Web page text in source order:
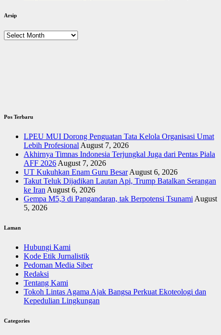
Arsip
Arsip
Pos Terbaru
LPEU MUI Dorong Penguatan Tata Kelola Organisasi Umat
Lebih Profesional August 7, 2026
Akhirnya Timnas Indonesia Terjungkal Juga dari Pentas Piala
AFF 2026 August 7, 2026
UT Kukuhkan Enam Guru Besar August 6, 2026
Takut Teluk Dijadikan Lautan Api, Trump Batalkan Serangan
ke Iran August 6, 2026
Gempa M5,3 di Pangandaran, tak Berpotensi Tsunami August
5, 2026
Laman
Hubungi Kami
Kode Etik Jurnalistik
Pedoman Media Siber
Redaksi
Tentang Kami
Tokoh Lintas Agama Ajak Bangsa Perkuat Ekoteologi dan
Kepedulian Lingkungan
Categories